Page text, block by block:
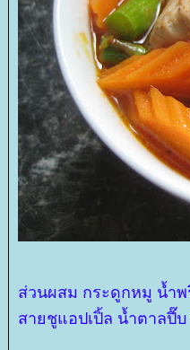
ส่วนผสม กระดูกหมู น้ำ
สายชูแอปเปิ้ล น้ำตาลปี๊บ